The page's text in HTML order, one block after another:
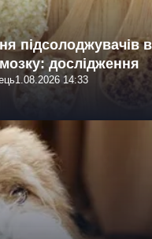
підсолоджувачів
дослідження
1.08.2026 14:33